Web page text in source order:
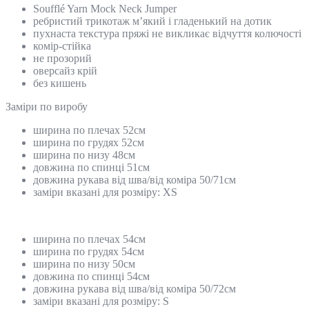
Soufflé Yarn Mock Neck Jumper
ребристий трикотаж м’який і гладенький на дотик
пухнаста текстура пряжі не викликає відчуття колючості
комір-стійка
не прозорий
оверсайз крій
без кишень
Замiри по виробу
ширина по плечах 52см
ширина по грудях 52см
ширина по низу 48см
довжина по спинці 51см
довжина рукава від шва/від коміра 50/71см
заміри вказані для розміру: XS
ширина по плечах 54см
ширина по грудях 54см
ширина по низу 50см
довжина по спинці 54см
довжина рукава від шва/від коміра 50/72см
заміри вказані для розміру: S